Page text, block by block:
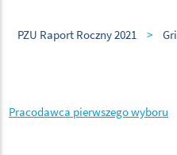
PZU Raport Roczny 2021 > Gri
Pracodawca pierwszego wyboru